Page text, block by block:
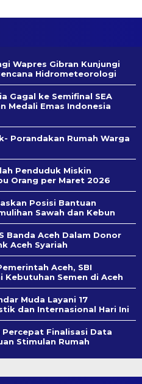
Wapres Gibran Kunjungi
Hidrometeorologi
Gagal ke Semifinal SEA
Medali Emas Indonesia
Porandakan Rumah Warga
Penduduk Miskin
Orang per Maret 2026
Posisi Bantuan
Sawah dan Kebun
Banda Aceh Dalam Donor
Aceh Syariah
Aceh, SBI
Kebutuhan Semen di Aceh
Muda Layani 17
dan Internasional Hari Ini
Percepat Finalisasi Data
Stimulan Rumah